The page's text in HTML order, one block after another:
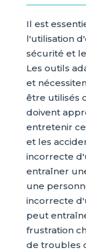
Il est
l'utilisation
sécurité et
Les outils
et
être utilisés
doivent
entretenir
et les
incorrecte
entraîner
une
incorrecte
peut
frustration
de troubles